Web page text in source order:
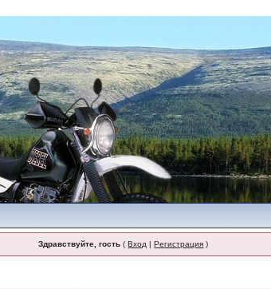
Здравствуйте, гость (Вход |Регистрация )